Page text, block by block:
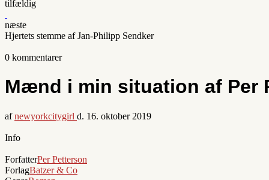
tilfældig
næste
Hjertets stemme af Jan-Philipp Sendker
0 kommentarer
Mænd i min situation af Per
afnewyorkcitygirl d. 16. oktober 2019
Info
ForfatterPer Petterson
ForlagBatzer & Co